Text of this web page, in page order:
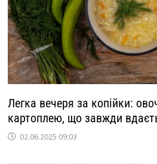
Легка вечеря за копійки:
картоплею, що завжди
02.06.2025 09:03